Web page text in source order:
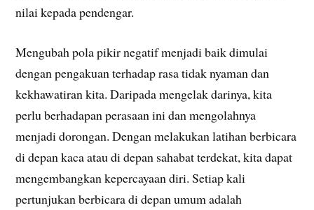
nilai kepada pendengar.
Mengubah pola pikir negatif menjadi baik dimulai
dengan pengakuan terhadap rasa tidak nyaman dan
kekhawatiran kita. Daripada mengelak darinya, kita
perlu berhadapan perasaan ini dan mengolahnya
menjadi dorongan. Dengan melakukan latihan berbicara
di depan kaca atau di depan sahabat terdekat, kita dapat
mengembangkan kepercayaan diri. Setiap kali
pertunjukan berbicara di depan umum adalah